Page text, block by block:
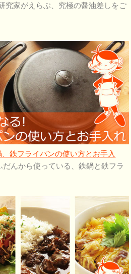
究家がえらぶ、究極の醤油差しをご
、鉄フライパンの使い方とお手入
だんから使っている、鉄鍋と鉄フラ